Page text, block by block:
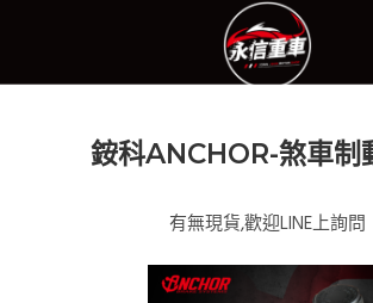
銨科ANCHOR-煞車制
有無現貨,歡迎LINE上詢問